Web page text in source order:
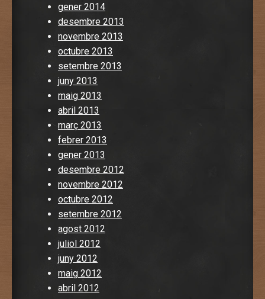
gener 2014
desembre 2013
novembre 2013
octubre 2013
setembre 2013
juny 2013
maig 2013
abril 2013
març 2013
febrer 2013
gener 2013
desembre 2012
novembre 2012
octubre 2012
setembre 2012
agost 2012
juliol 2012
juny 2012
maig 2012
abril 2012